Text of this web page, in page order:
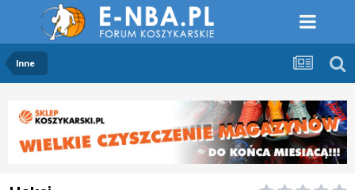
Inne